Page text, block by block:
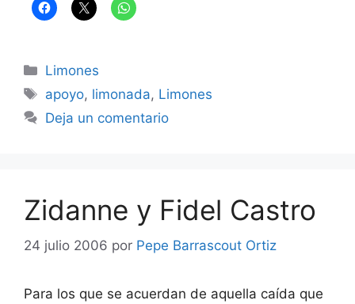
Categorías
Limones
Etiquetas
apoyo, limonada, Limones
Deja un comentario
Zidanne y Fidel Castro
24 julio 2006 por Pepe Barrascout Ortiz
Para los que se acuerdan de aquella caída que